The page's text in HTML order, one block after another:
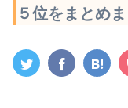
５位をまとめ